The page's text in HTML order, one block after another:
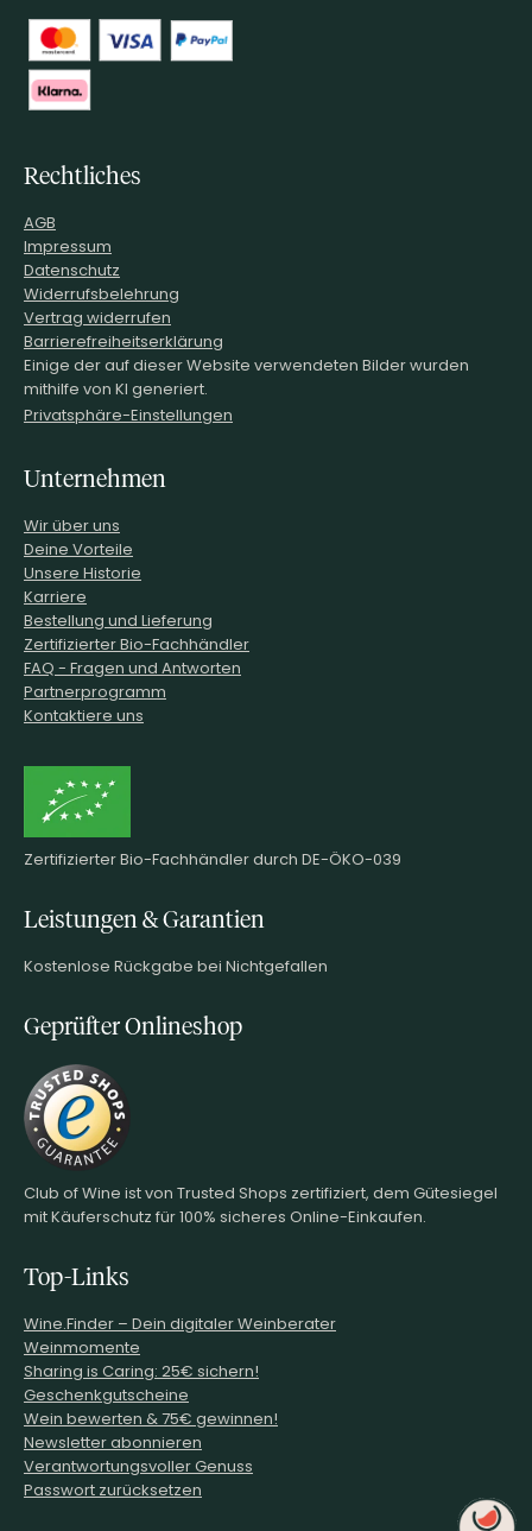
Rechtliches
AGB
Impressum
Datenschutz
Widerrufsbelehrung
Vertrag widerrufen
Barrierefreiheitserklärung
Einige der auf dieser Website verwendeten Bilder wurden
mithilfe von KI generiert.
Privatsphäre-Einstellungen
Unternehmen
Wir über uns
Deine Vorteile
Unsere Historie
Karriere
Bestellung und Lieferung
Zertifizierter Bio-Fachhändler
FAQ - Fragen und Antworten
Partnerprogramm
Kontaktiere uns
Zertifizierter Bio-Fachhändler durch DE-ÖKO-039
Leistungen & Garantien
Kostenlose Rückgabe bei Nichtgefallen
Geprüfter Onlineshop
Club of Wine ist von Trusted Shops zertifiziert, dem Gütesiegel
mit Käuferschutz für 100% sicheres Online-Einkaufen.
Top-Links
Wine.Finder – Dein digitaler Weinberater
Weinmomente
Sharing is Caring: 25€ sichern!
Geschenkgutscheine
Wein bewerten & 75€ gewinnen!
Newsletter abonnieren
Verantwortungsvoller Genuss
Passwort zurücksetzen